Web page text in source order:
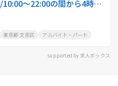
〜22:00の間から4時
クティオ
東京都 文京区 アルバイト・パート
supported by 求人ボックス